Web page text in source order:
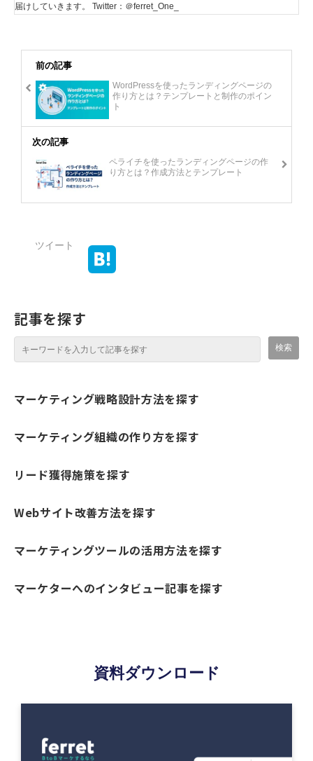
届けしていきます。 Twitter：＠ferret_One_
前の記事
WordPressを使ったランディングページの
作り方とは？テンプレートと制作のポイン
ト
次の記事
ペライチを使ったランディングページの作
り方とは？作成方法とテンプレート
ツイート
記事を探す
マーケティング戦略設計方法を探す
マーケティング組織の作り方を探す
リード獲得施策を探す
Webサイト改善方法を探す
マーケティングツールの活用方法を探す
マーケターへのインタビュー記事を探す
資料ダウンロード